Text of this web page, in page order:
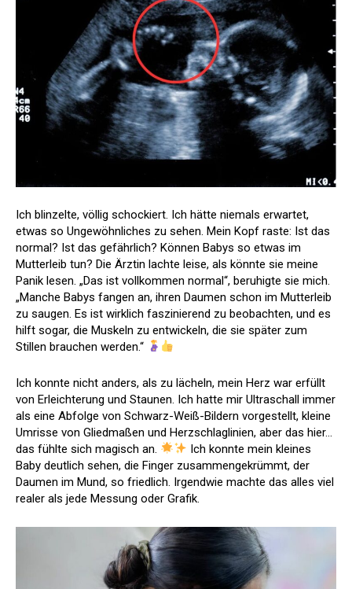
Ich blinzelte, völlig schockiert. Ich hätte niemals erwartet,
etwas so Ungewöhnliches zu sehen. Mein Kopf raste: Ist das
normal? Ist das gefährlich? Können Babys so etwas im
Mutterleib tun? Die Ärztin lachte leise, als könnte sie meine
Panik lesen. „Das ist vollkommen normal“, beruhigte sie mich.
„Manche Babys fangen an, ihren Daumen schon im Mutterleib
zu saugen. Es ist wirklich faszinierend zu beobachten, und es
hilft sogar, die Muskeln zu entwickeln, die sie später zum
Stillen brauchen werden.“
Ich konnte nicht anders, als zu lächeln, mein Herz war erfüllt
von Erleichterung und Staunen. Ich hatte mir Ultraschall immer
als eine Abfolge von Schwarz-Weiß-Bildern vorgestellt, kleine
Umrisse von Gliedmaßen und Herzschlaglinien, aber das hier…
das fühlte sich magisch an.
Ich konnte mein kleines
Baby deutlich sehen, die Finger zusammengekrümmt, der
Daumen im Mund, so friedlich. Irgendwie machte das alles viel
realer als jede Messung oder Grafik.